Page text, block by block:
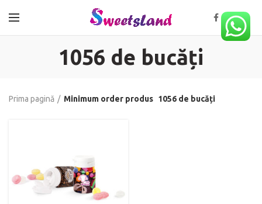
1056 de bucăți
Prima pagină Minimum order produs 1056 de bucăți